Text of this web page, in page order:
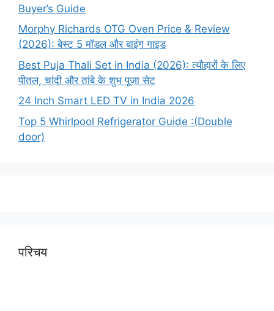
Buyer’s Guide
Morphy Richards OTG Oven Price & Review
(2026): बेस्ट 5 मॉडल और बाइंग गाइड
Best Puja Thali Set in India (2026): त्यौहारों के लिए
पीतल, चांदी और तांबे के शुभ पूजा सेट
24 Inch Smart LED TV in India 2026
Top 5 Whirlpool Refrigerator Guide :(Double
door)
परिचय